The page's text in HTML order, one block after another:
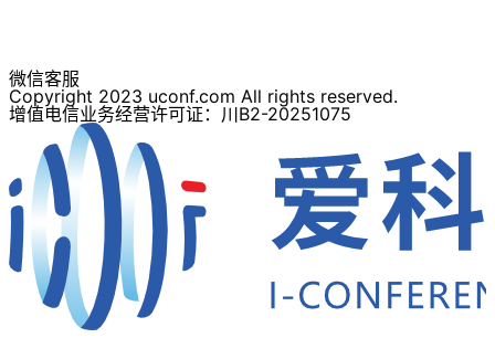
微信客服
Copyright 2023 uconf.com All rights reserved.
增值电信业务经营许可证：川B2-20251075